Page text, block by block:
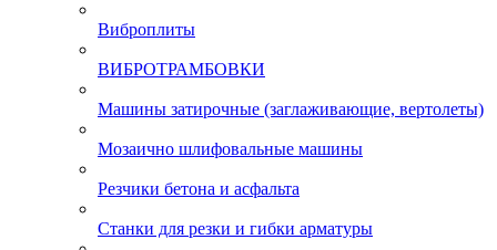
Виброплиты
ВИБРОТРАМБОВКИ
Машины затирочные (заглаживающие, вертолеты)
Мозаично шлифовальные машины
Резчики бетона и асфальта
Станки для резки и гибки арматуры